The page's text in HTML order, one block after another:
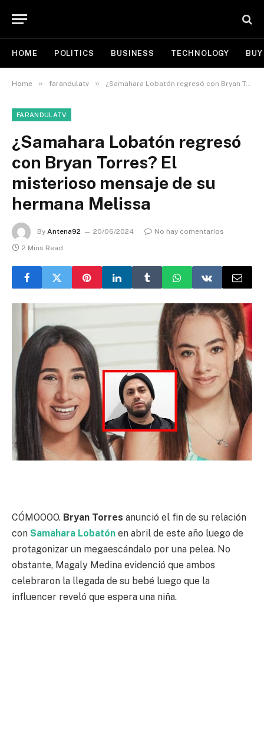
HOME POLITICS BUSINESS TECHNOLOGY
Home » farandulatv » ¿Samahara Lobatón regresó con Bryan Torres? El misterioso mensaje de su hermana Melissa
FARANDULATV
¿Samahara Lobatón regresó
con Bryan Torres? El
misterioso mensaje de su
hermana Melissa
By Antena92 20/06/2024
No hay comentarios
2 Mins Read
CÓMOOOO. Bryan Torres anunció el fin de su relación
con Samahara Lobatón en abril de este año luego de
protagonizar un megaescándalo por una pelea. No
obstante, Magaly Medina evidenció que ambos
celebraron la llegada de su bebé luego que la
influencer reveló que espera una niña.